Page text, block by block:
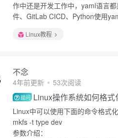
作中还是开发工作中，yaml语言
件、GitLab CICD、Python使用
Linux教程
不念
4年前更新 53次阅读
提问 Linux操作系统如何格式
Linux中可以使用下面的命令格式化
mkfs -t type dev
参数介绍：